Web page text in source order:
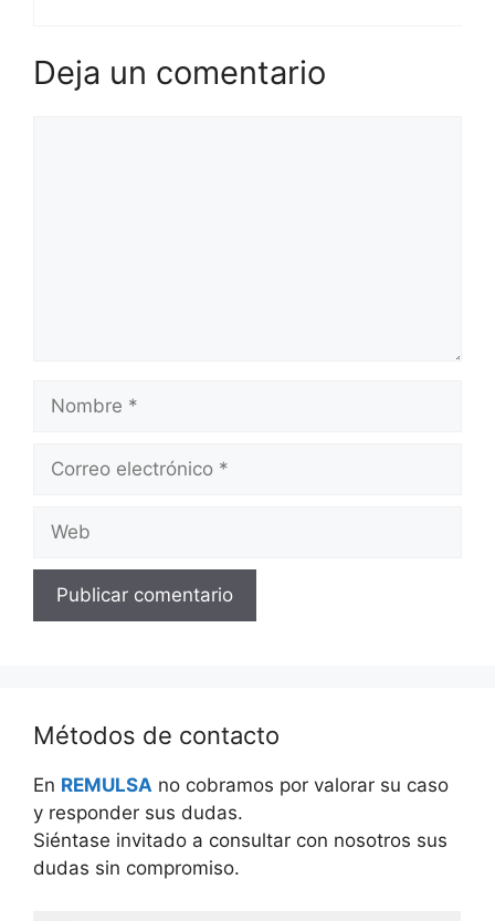
Deja un comentario
Nombre
Correo
Web
Métodos de contacto
En REMULSA no cobramos por valorar su caso
y responder sus dudas.
Siéntase invitado a consultar con nosotros sus
dudas sin compromiso.